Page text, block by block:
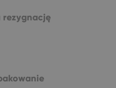
rezygnację